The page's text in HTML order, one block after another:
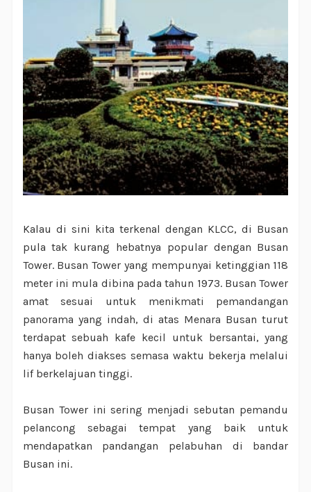
Kalau di sini kita terkenal dengan KLCC, di Busan
pula tak kurang hebatnya popular dengan Busan
Tower. Busan Tower yang mempunyai ketinggian 118
meter ini mula dibina pada tahun 1973. Busan Tower
amat sesuai untuk menikmati pemandangan
panorama yang indah, di atas Menara Busan turut
terdapat sebuah kafe kecil untuk bersantai, yang
hanya boleh diakses semasa waktu bekerja melalui
lif berkelajuan tinggi.
Busan Tower ini sering menjadi sebutan pemandu
pelancong sebagai tempat yang baik untuk
mendapatkan pandangan pelabuhan di bandar
Busan ini.